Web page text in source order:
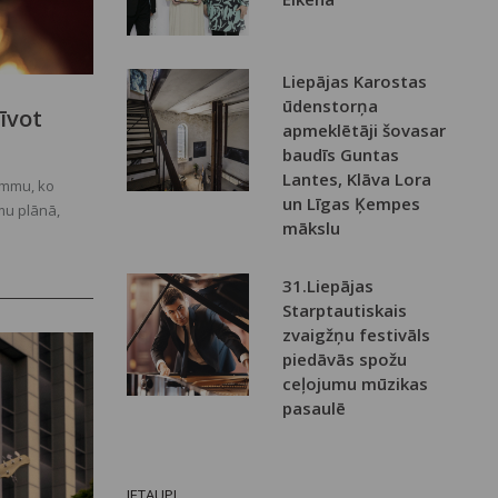
ko
plānā,
Liepājas Karostas
ūdenstorņa
apmeklētāji šovasar
baudīs Guntas
Lantes, Klāva Lora
un Līgas Ķempes
mākslu
31.Liepājas
Starptautiskais
zvaigžņu festivāls
piedāvās spožu
ceļojumu mūzikas
pasaulē